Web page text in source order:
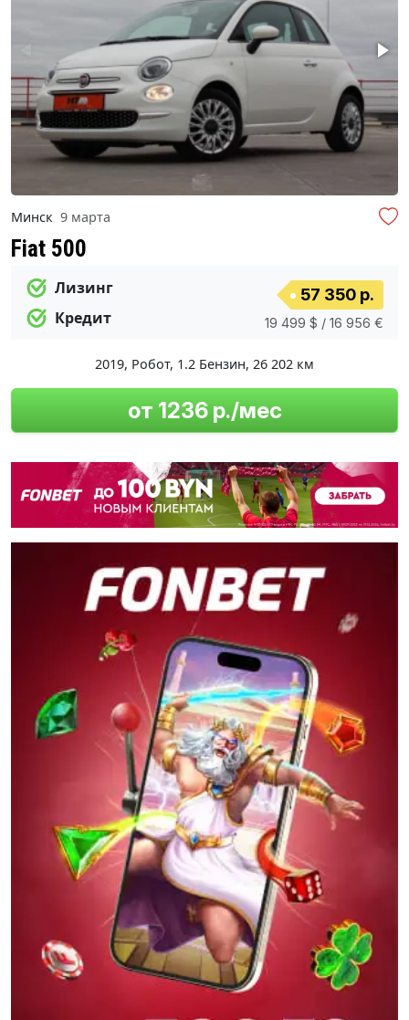
Минск 9 марта
Fiat 500
Лизинг
Кредит
57 350 р.
19 499 $ / 16 956 €
2019, Робот, 1.2 Бензин, 26 202 км
от 1236 р./мес